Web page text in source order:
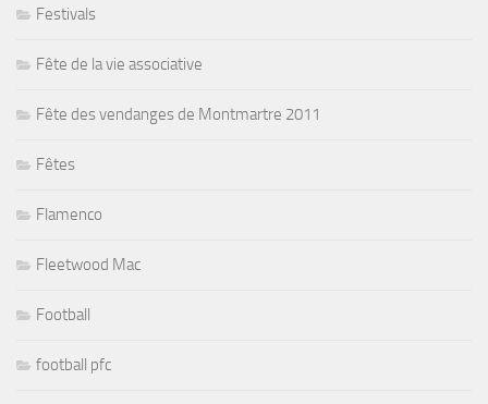
Festivals
Fête de la vie associative
Fête des vendanges de Montmartre 2011
Fêtes
Flamenco
Fleetwood Mac
Football
football pfc